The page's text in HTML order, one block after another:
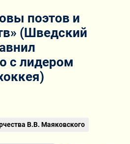
поэтов и
(Шведский
с лидером
В.В. Маяковского